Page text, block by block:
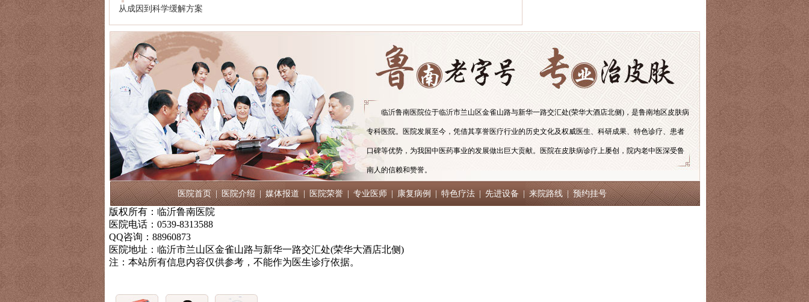
从成因到科学缓解方案
临沂鲁南医院位于临沂市兰山区金雀山路与新华一路交汇处(荣华大酒店北侧)，是鲁南地区皮肤病
专科医院。医院发展至今，凭借其享誉医疗行业的历史文化及权威医生、科研成果、特色诊疗、患者
口碑等优势，为我国中医药事业的发展做出巨大贡献。医院在皮肤病诊疗上屡创，院内老中医深受鲁
南人的信赖和赞誉。
医院首页 | 医院介绍 媒体报道 医院荣誉 专业医师 康复病例 特色疗法 先进设备 来院路线 | 预约挂号
版权所有：临沂鲁南医院
医院电话：0539-8313588
QQ咨询：88960873
医院地址：临沂市兰山区金雀山路与新华一路交汇处(荣华大酒店北侧)
注：本站所有信息内容仅供参考，不能作为医生诊疗依据。